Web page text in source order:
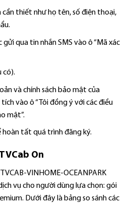
thiết như họ tên, số điện thoại,
qua tin nhắn SMS vào ô “Mã xác
có).
và chính sách bảo mật của
vào ô “Tôi đồng ý với các điều
mật”.
hoàn tất quá trình đăng ký.
On
vụ cho người dùng lựa chọn: gói
Dưới đây là bảng so sánh các